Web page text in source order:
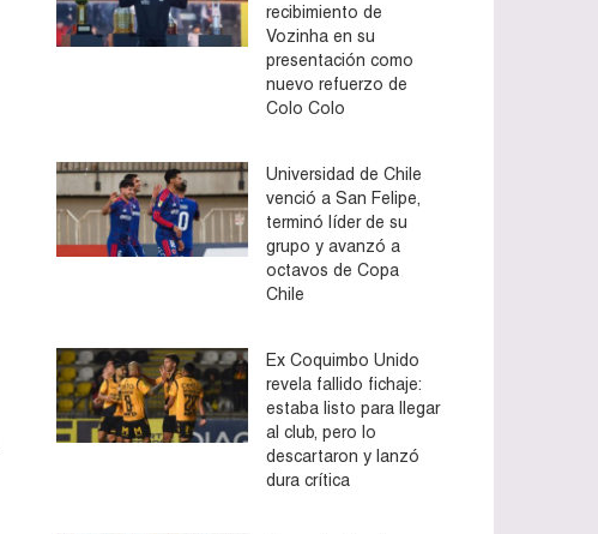
recibimiento de
Vozinha en su
presentación como
nuevo refuerzo de
Colo Colo
Universidad de Chile
venció a San Felipe,
terminó líder de su
grupo y avanzó a
octavos de Copa
Chile
Ex Coquimbo Unido
revela fallido fichaje:
estaba listo para llegar
al club, pero lo
descartaron y lanzó
dura crítica